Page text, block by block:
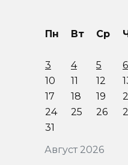
Август 2026
Пн Вт Ср
3
4 5 6
10
11 12
17
18 19
24
25 26
31